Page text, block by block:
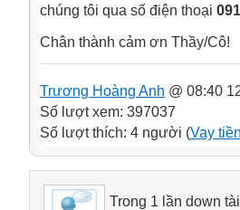
chúng tôi qua số điện thoại
Chân thành cảm ơn Thầy/Cô!
Trương Hoàng Anh @ 08:40
Số lượt xem: 397037
Số lượt thích: 4 người (Vay
Trong 1 lần down